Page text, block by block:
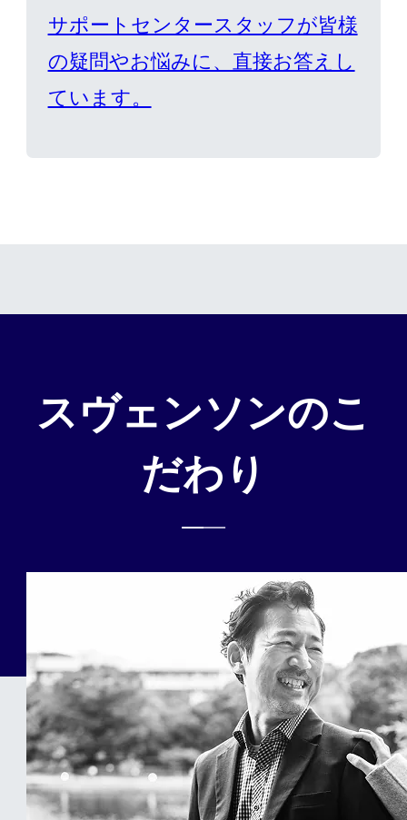
サポートセンタースタッフが皆様
の疑問やお悩みに、直接お答えし
ています。
スヴェンソンのこ
だわり